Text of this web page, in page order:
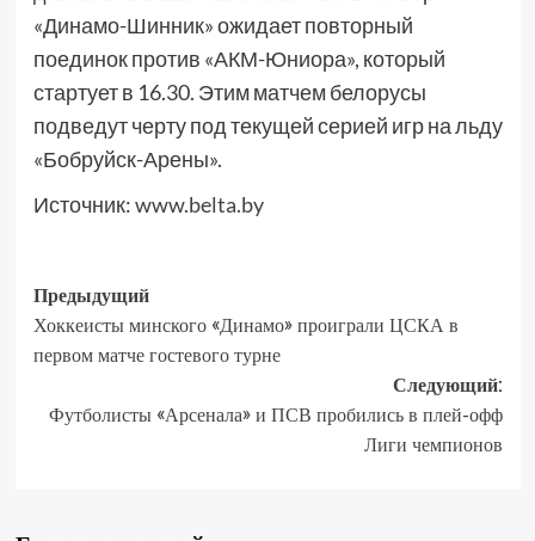
«Динамо-Шинник» ожидает повторный
поединок против «АКМ-Юниора», который
стартует в 16.30. Этим матчем белорусы
подведут черту под текущей серией игр на льду
«Бобруйск-Арены».
Источник:www.belta.by
Предыдущий
Хоккеисты минского «Динамо» проиграли ЦСКА в
первом матче гостевого турне
Следующий:
Футболисты «Арсенала» и ПСВ пробились в плей-офф
Лиги чемпионов